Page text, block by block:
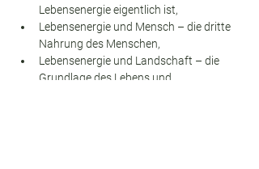
Lebensenergie eigentlich ist,
Lebensenergie und Mensch – die dritte
Nahrung des Menschen,
Lebensenergie und Landschaft – die
Grundlage des Lebens und